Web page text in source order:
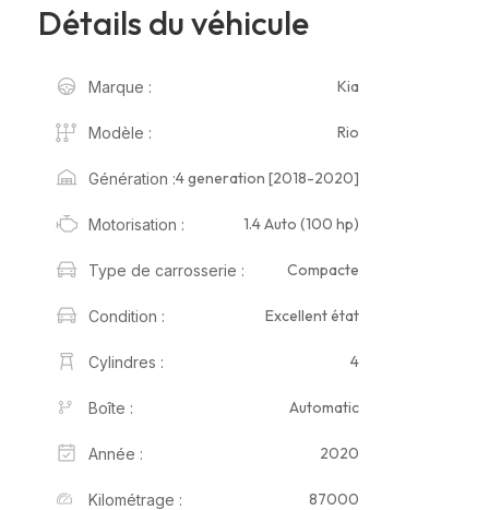
Détails du véhicule
Marque : Kia
Modèle : Rio
Génération :4 generation [2018-2020]
Motorisation : 1.4 Auto (100 hp)
Type de carrosserie : Compacte
Condition : Excellent état
Cylindres : 4
Boîte : Automatic
Année : 2020
Kilométrage : 87000